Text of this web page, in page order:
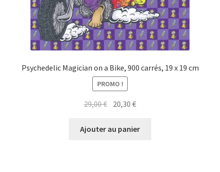
Psychedelic Magician on a Bike, 900 carrés, 19 x 19 cm
PROMO !
29,00€ Le
initial
20,30€Le
actuel
Ajouter au panier